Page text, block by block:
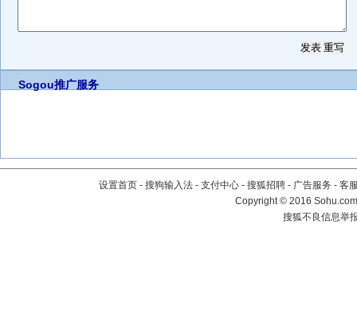
Sogou推广服务
设置首页 - 搜狗输入法 - 支付中心 - 搜狐招聘 - 广告服务 - 客
Copyright©2016
搜狐不良信息举